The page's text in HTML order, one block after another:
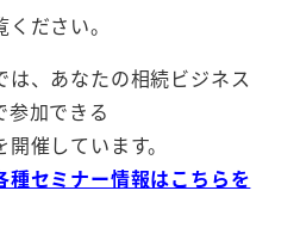
ください。
は、あなたの相続ビジネス
参加できる
催しています。
種セミナー情報はこちらを